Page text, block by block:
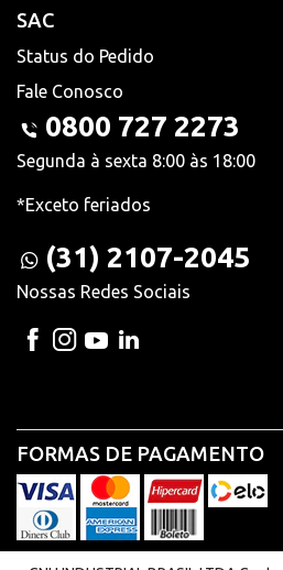
SAC
Status do Pedido
Fale Conosco
0800 727 2273
Segunda à sexta 8:00 às 18:00
*Exceto feriados
(31) 2107-2045
Nossas Redes Sociais
FORMAS DE PAGAMENTO